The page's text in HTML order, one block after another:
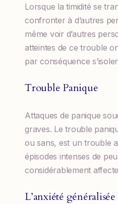
Lorsque la timidité se
confronter à d’autres
même voir d’autres
atteintes de ce trouble
par conséquence
Trouble Panique
Attaques de panique
graves. Le trouble
ou sans, est un trouble
épisodes intenses de
considérablement
L’anxiété généralisée